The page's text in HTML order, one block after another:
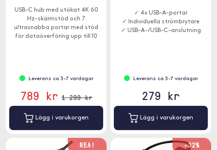
USB-C hub med utökat 4K 60
Hz-skärmstöd och 7
ultrasnabba portar med stöd
för dataöverföring upp till 10
Leverans ca 3-7 vardagar
789 kr 1 299 kr
Lägg i varukorgen
✓ 4x USB-A-portar
✓ Individuella strömbrytare
✓ USB-A-/USB-C-anslutning
Leverans ca 3-7 vardagar
279 kr
Lägg i varukorgen
REA! -32%